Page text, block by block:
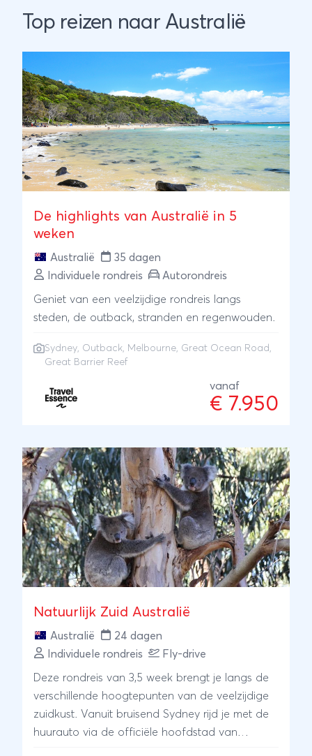
Top reizen naar Australië
De highlights van Australië in 5
weken
Australië
35 dagen
Individuele rondreis
Autorondreis
Geniet van een veelzijdige rondreis langs
steden, de outback, stranden en regenwouden.
Sydney, Outback, Melbourne, Great Ocean Road ,
Great Barrier Reef
vanaf
€ 7.950
Natuurlijk Zuid Australië
Australië
24 dagen
Individuele rondreis
Fly-drive
Deze rondreis van 3,5 week brengt je langs de
verschillende hoogtepunten van de veelzijdige
zuidkust. Vanuit bruisend Sydney rijd je met de
huurauto via de officiële hoofdstad van